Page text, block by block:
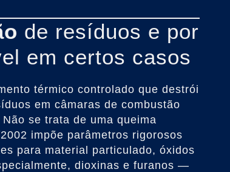
de resíduos e por
em certos casos
térmico controlado que destrói
em câmaras de combustão
se trata de uma queima
impõe parâmetros rigorosos
para material particulado, óxidos
dioxinas e furanos —